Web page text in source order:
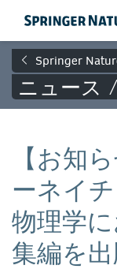
Springer
ニュース
【お知
ーネイ
物理学
集編を